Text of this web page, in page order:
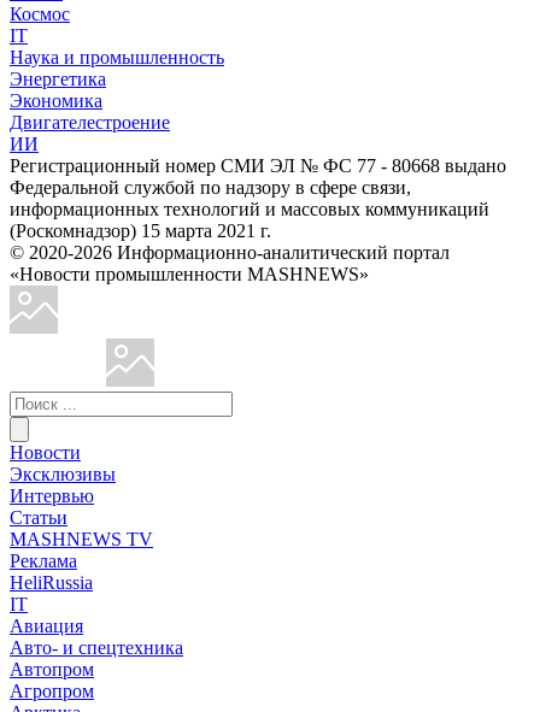
Космос
IT
Наука и промышленность
Энергетика
Экономика
Двигателестроение
ИИ
Регистрационный номер СМИ ЭЛ № ФС 77 - 80668 выдано
Федеральной службой по надзору в сфере связи,
информационных технологий и массовых коммуникаций
(Роскомнадзор) 15 марта 2021 г.
© 2020-2026 Информационно-аналитический портал
«Новости промышленности MASHNEWS»
Новости
Эксклюзивы
Интервью
Статьи
MASHNEWS TV
Реклама
HeliRussia
IT
Авиация
Авто- и спецтехника
Автопром
Агропром